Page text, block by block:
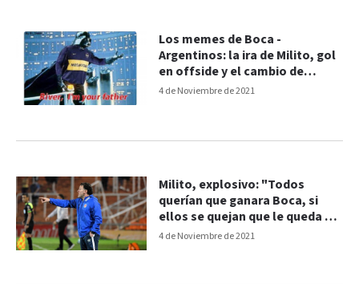
4 de Noviembre de 2021
Los memes de Boca -
Argentinos: la ira de Milito, gol
en offside y el cambio de
Battaglia
4 de Noviembre de 2021
Milito, explosivo: "Todos
querían que ganara Boca, si
ellos se quejan que le queda al
resto"